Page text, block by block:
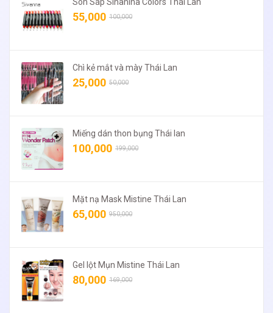
Son Sáp Sinanina Colors Thái Lan
55,000 100,000
Chì kẻ mắt và mày Thái Lan
25,000 50,000
Miếng dán thon bụng Thái lan
100,000 199,000
Mặt nạ Mask Mistine Thái Lan
65,000 950,000
Gel lột Mụn Mistine Thái Lan
80,000 169,000